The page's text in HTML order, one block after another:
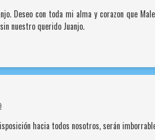
Deseo con toda mi alma y corazon que
nuestro querido Juanjo.
hacia todos nosotros, serán